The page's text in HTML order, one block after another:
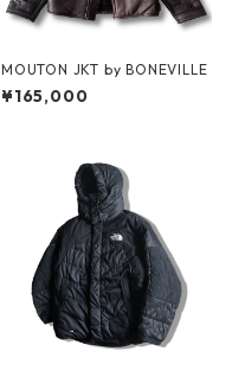
MOUTON JKT by BONEVILLE
¥165,000